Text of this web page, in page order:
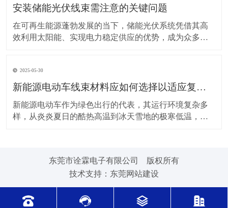
驾驶习惯对线束的影响不容小觑。平稳驾驶是维护线束
安装储能光伏线束需注意的关键问题
在可再生能源蓬勃发展的当下，储能光伏系统凭借其高
效利用太阳能、实现电力稳定供应的优势，成为众多领
安全。因此，在安装储能光伏线束时，有许多问题需要
格外留意。 安装前的准备工作至关重要。在开始安装前
2025-05-30
新能源电动车线束材料应如何选择以适应复杂的环境温度范围？
新能源电动车作为绿色出行的代表，其运行环境复杂多
样，从炎炎夏日的酷热高温到冰天雪地的极寒低温，车
环境下，新能源电动车的电池、电机等部件工作时会散
东莞市诠霖电子有限公司 版权所有
技术支持： 东莞网站建设